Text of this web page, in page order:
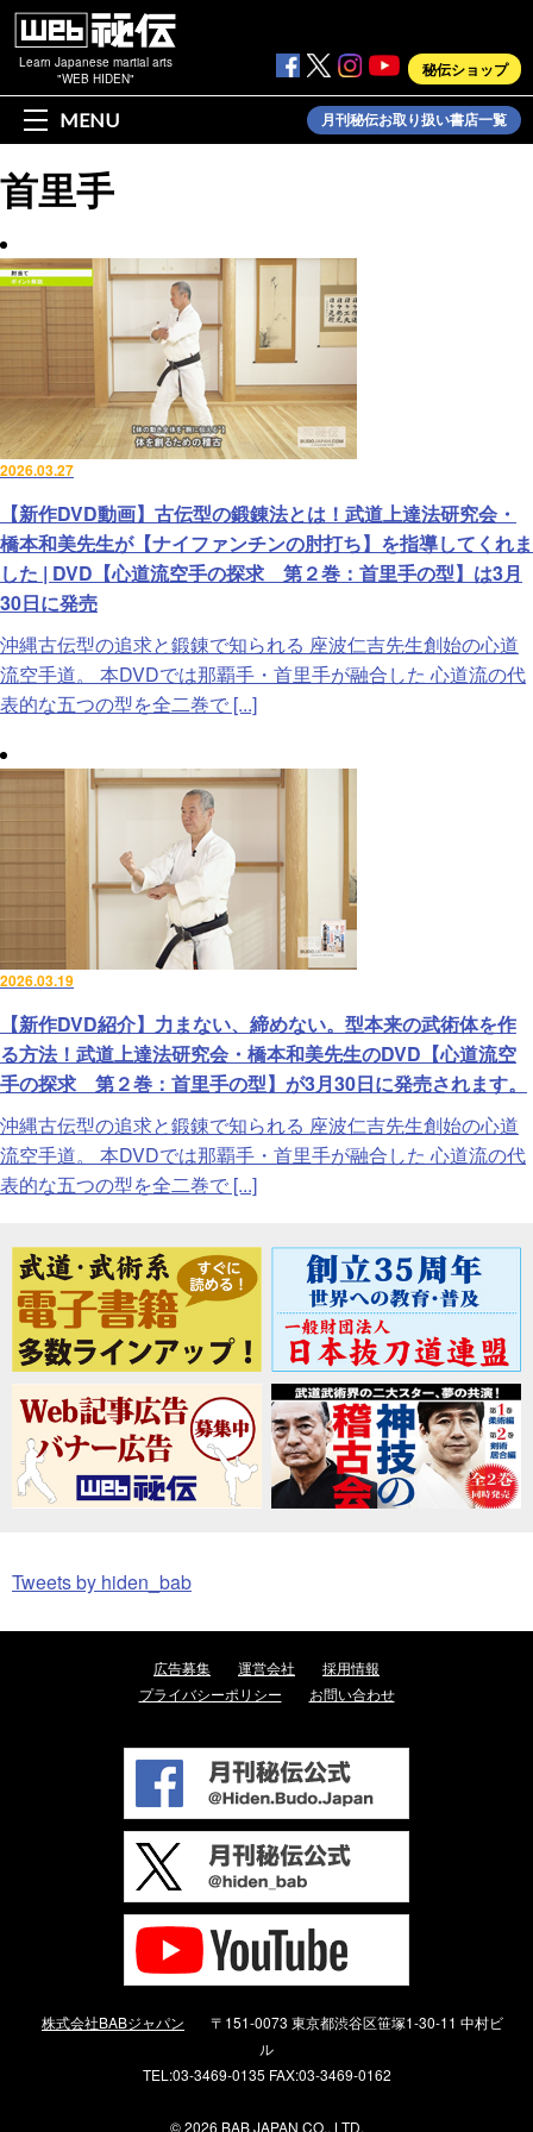
Learn Japanese martial arts
"WEB HIDEN"
秘伝ショップ
MENU 月刊秘伝お取り扱い書店一覧
首里手
2026.03.27
【新作DVD動画】古伝型の鍛錬法とは！武道上達法研究会・
橋本和美先生が【ナイファンチンの肘打ち】を指導してくれま
した | DVD【心道流空手の探求 第２巻：首里手の型】は3月
30日に発売
沖縄古伝型の追求と鍛錬で知られる 座波仁吉先生創始の心道
流空手道。 本DVDでは那覇手・首里手が融合した 心道流の代
表的な五つの型を全二巻で [...]
2026.03.19
【新作DVD紹介】力まない、締めない。型本来の武術体を作
る方法！武道上達法研究会・橋本和美先生のDVD【心道流空
手の探求 第２巻：首里手の型】が3月30日に発売されます。
沖縄古伝型の追求と鍛錬で知られる 座波仁吉先生創始の心道
流空手道。 本DVDでは那覇手・首里手が融合した 心道流の代
表的な五つの型を全二巻で [...]
Tweets by hiden_bab
広告募集 運営会社
採用情報
プライバシーポリシー
お問い合わせ
株式会社BABジャパン
〒151-0073 東京都渋谷区笹塚1-30-11 中村ビ
ル
TEL:03-3469-0135 FAX:03-3469-0162
©2026 BAB JAPAN CO., LTD.